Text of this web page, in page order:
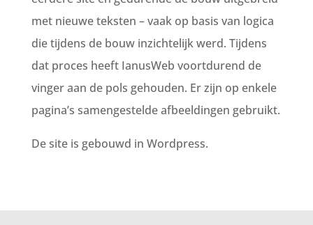
met nieuwe teksten – vaak op basis van logica
die tijdens de bouw inzichtelijk werd. Tijdens
dat proces heeft IanusWeb voortdurend de
vinger aan de pols gehouden. Er zijn op enkele
pagina’s samengestelde afbeeldingen gebruikt.
De site is gebouwd in Wordpress.